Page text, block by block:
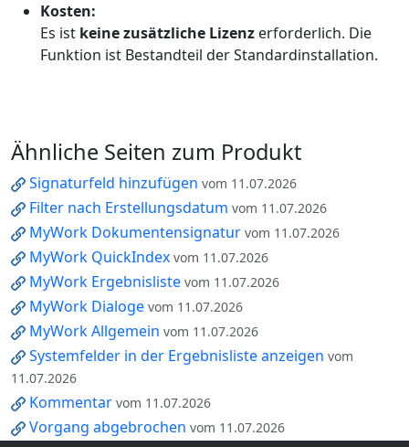
Kosten:
Es ist keine zusätzliche Lizenz erforderlich. Die
Funktion ist Bestandteil der Standardinstallation.
Ähnliche Seiten zum Produkt
Signaturfeld hinzufügen vom 11.07.2026
Filter nach Erstellungsdatum vom 11.07.2026
MyWork Dokumentensignatur vom 11.07.2026
MyWork QuickIndex vom 11.07.2026
MyWork Ergebnisliste vom 11.07.2026
MyWork Dialoge vom 11.07.2026
MyWork Allgemein vom 11.07.2026
Systemfelder in der Ergebnisliste anzeigen vom
11.07.2026
Kommentar vom 11.07.2026
Vorgang abgebrochen vom 11.07.2026